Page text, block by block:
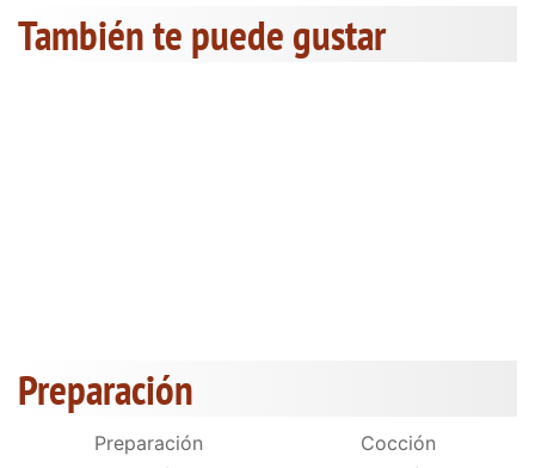
También te puede gustar
Preparación
Preparación
Cocción